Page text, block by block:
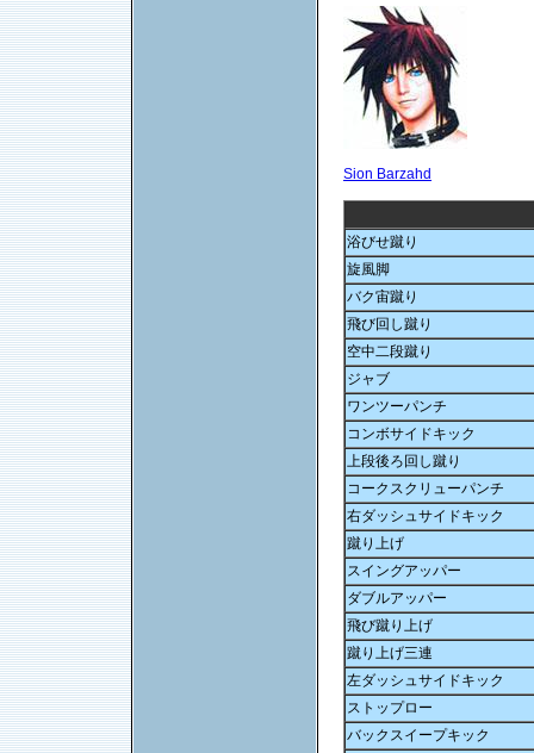
Sion Barzahd
浴びせ蹴り
旋風脚
バク宙蹴り
飛び回し蹴り
空中二段蹴り
ジャブ
ワンツーパンチ
コンボサイドキック
上段後ろ回し蹴り
コークスクリューパンチ
右ダッシュサイドキック
蹴り上げ
スイングアッパー
ダブルアッパー
飛び蹴り上げ
蹴り上げ三連
左ダッシュサイドキック
ストップロー
バックスイープキック